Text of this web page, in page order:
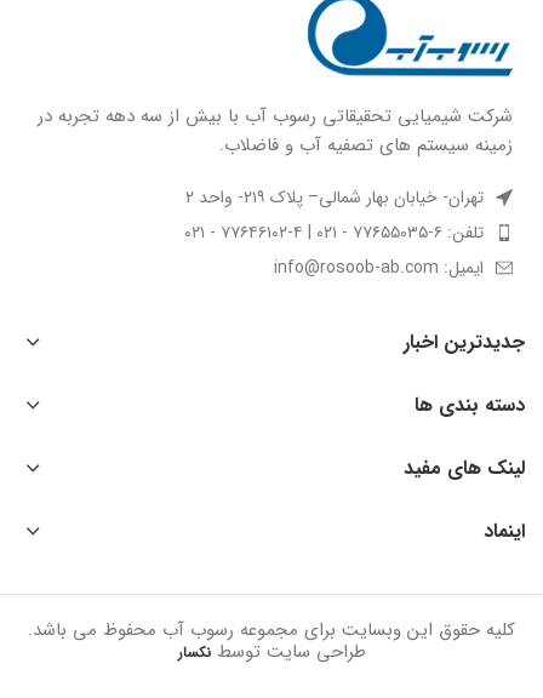
شركت شيميايى تحقیقاتی رسوب آب با بيش از سه دهه تجربه در
زمينه سيستم هاى تصفيه آب و فاضلاب.
تهران- خیابان بهار شمالی– پلاک ۲۱۹- واحد ۲
تلفن: ۶-۷۷۶۵۵۰۳۵ - ۰۲۱ | ۴-۷۷۶۴۶۱۰۲ - ۰۲۱
ایمیل: info@rosoob-ab.com
جدیدترین اخبار
دسته بندی ها
لینک های مفید
اینماد
کلیه حقوق این وبسایت برای مجموعه رسوب آب محفوظ می باشد.
طراحی سایت توسطنکسار